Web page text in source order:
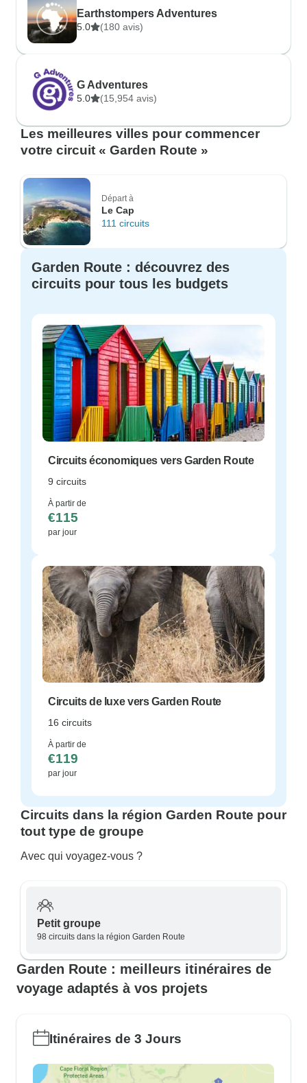
Earthstompers Adventures
5.0 (180 avis)
G Adventures
5.0 (15,954 avis)
Les meilleures villes pour commencer
votre circuit « Garden Route »
Départ à
Le Cap
111 circuits
Garden Route : découvrez des
circuits pour tous les budgets
Circuits économiques vers Garden Route
9 circuits
À partir de
€115
par jour
Circuits de luxe vers Garden Route
16 circuits
À partir de
€119
par jour
Circuits dans la région Garden Route pour
tout type de groupe
Avec qui voyagez-vous ?
Petit groupe
98 circuits dans la région Garden Route
Garden Route : meilleurs itinéraires de
voyage adaptés à vos projets
Itinéraires de 3 Jours